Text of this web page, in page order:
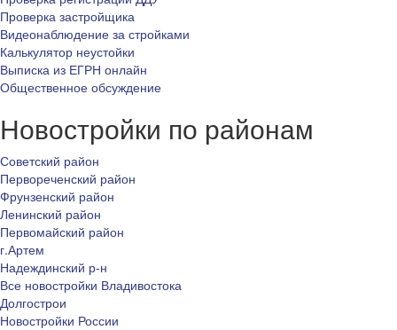
Проверка застройщика
Видеонаблюдение за стройками
Калькулятор неустойки
Выписка из ЕГРН онлайн
Общественное обсуждение
Новостройки по районам
Советский район
Первореченский район
Фрунзенский район
Ленинский район
Первомайский район
г.Артем
Надеждинский р-н
Все новостройки Владивостока
Долгострои
Новостройки России